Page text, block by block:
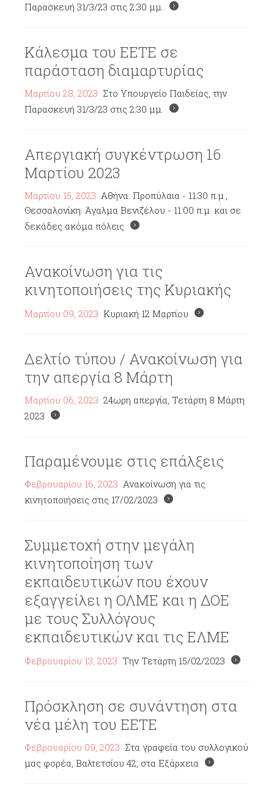
Παρασκευή 31/3/23 στις 2:30 μμ.
Κάλεσμα του ΕΕΤΕ σε
παράσταση διαμαρτυρίας
Μαρτίου 28, 2023 Στο Υπουργείο Παιδείας, την
Παρασκευή 31/3/23 στις 2:30 μμ.
Απεργιακή συγκέντρωση 16
Μαρτίου 2023
Μαρτίου 15, 2023 Αθήνα: Προπύλαια - 11:30 π.μ.,
Θεσσαλονίκη: Άγαλμα Βενιζέλου - 11:00 π.μ. και σε
δεκάδες ακόμα πόλεις
Ανακοίνωση για τις
κινητοποιήσεις της Κυριακής
Μαρτίου 09, 2023 Κυριακή 12 Μαρτίου
Δελτίο τύπου / Ανακοίνωση για
την απεργία 8 Μάρτη
Μαρτίου 06, 2023 24ωρη απεργία, Τετάρτη 8 Μάρτη
2023
Παραμένουμε στις επάλξεις
Φεβρουαρίου 16, 2023 Ανακοίνωση για τις
κινητοποιήσεις στις 17/02/2023
Συμμετοχή στην μεγάλη
κινητοποίηση των
εκπαιδευτικών που έχουν
εξαγγείλει η ΟΛΜΕ και η ΔΟΕ
με τους Συλλόγους
εκπαιδευτικών και τις ΕΛΜΕ
Φεβρουαρίου 13, 2023 Την Τετάρτη 15/02/2023
Πρόσκληση σε συνάντηση στα
νέα μέλη του ΕΕΤΕ
Φεβρουαρίου 09, 2023 Στα γραφεία του συλλογικού
μας φορέα, Βαλτετσίου 42, στα Εξάρχεια